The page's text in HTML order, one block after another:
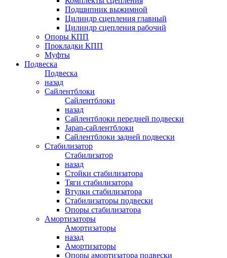
Подшипник выжимной
Цилиндр сцепления главный
Цилиндр сцепления рабочий
Опоры КПП
Прокладки КПП
Муфты
Подвеска
Подвеска
назад
Сайлентблоки
Сайлентблоки
назад
Сайлентблоки передней подвески
Japan-сайлентблоки
Сайлентблоки задней подвески
Стабилизатор
Стабилизатор
назад
Стойки стабилизатора
Тяги стабилизатора
Втулки стабилизатора
Стабилизаторы подвески
Опоры стабилизатора
Амортизаторы
Амортизаторы
назад
Амортизаторы
Опоры амортизатора подвески